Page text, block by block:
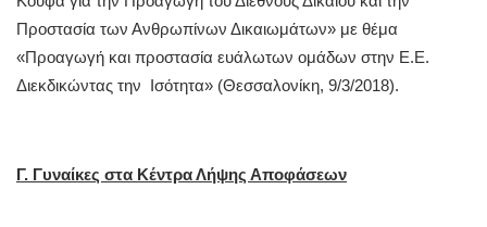
Προστασία των Ανθρωπίνων Δικαιωμάτων» με θέμα
«Προαγωγή και προστασία ευάλωτων ομάδων στην Ε.Ε.
Διεκδικώντας την Ισότητα» (Θεσσαλονίκη, 9/3/2018).
Γ. Γυναίκες στα Κέντρα Λήψης Αποφάσεων